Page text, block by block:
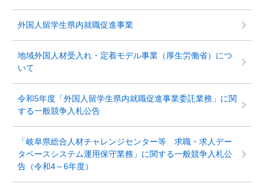
外国人留学生県内就職促進事業
地域外国人材受入れ・定着モデル事業（厚生労働省）につ
いて
令和5年度「外国人留学生県内就職促進事業委託業務」に関
する一般競争入札公告
「岐阜県総合人材チャレンジセンター等 求職・求人デー
タベースシステム運用保守業務」に関する一般競争入札公
告（令和4～6年度）